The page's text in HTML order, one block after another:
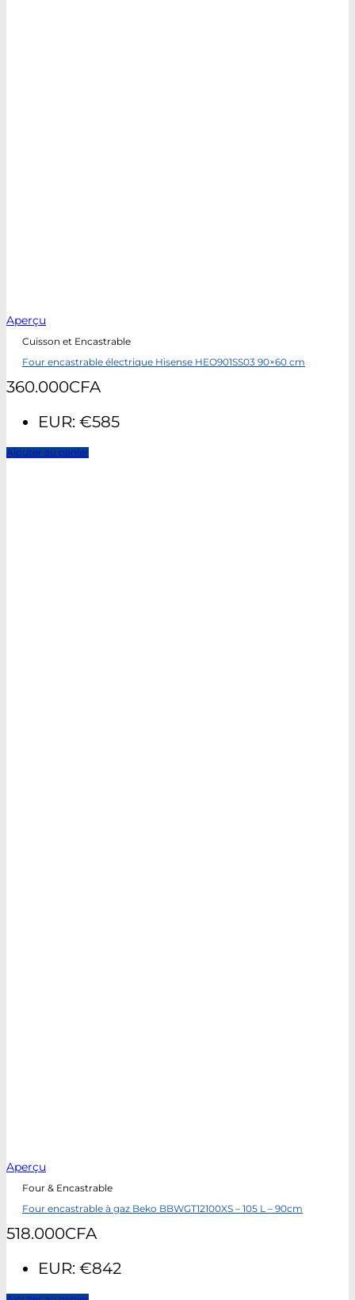
Aperçu
Cuisson et Encastrable
Four encastrable électrique Hisense HEO901SS03 90×60 cm
360.000CFA
EUR: €585
Ajouter au panier
Aperçu
Four & Encastrable
Four encastrable à gaz Beko BBWGT12100XS – 105 L – 90cm
518.000CFA
EUR: €842